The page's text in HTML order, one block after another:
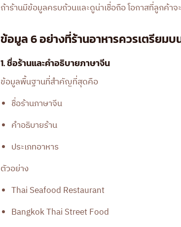
ถ้าร้านมีข้อมูลครบถ้วนและดูน่าเชื่อถือ โอกาสที่ลูกค้าจ
ข้อมูล 6 อย่างที่ร้านอาหารควรเตรียม
1. ชื่อร้านและคำอธิบายภาษาจีน
ข้อมูลพื้นฐานที่สำคัญที่สุดคือ
ชื่อร้านภาษาจีน
คำอธิบายร้าน
ประเภทอาหาร
ตัวอย่าง
Thai Seafood Restaurant
Bangkok Thai Street Food